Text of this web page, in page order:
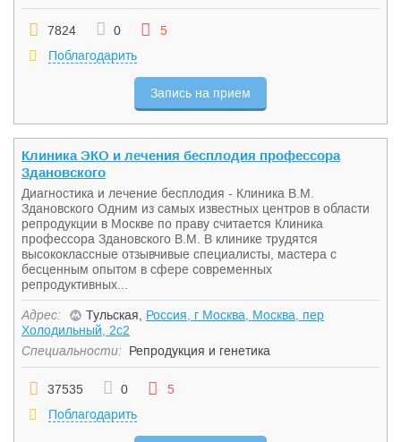
7824 0
5
Поблагодарить
Запись на прием
Клиника ЭКО и лечения бесплодия профессора
Здановского
Диагностика и лечение бесплодия - Клиника В.М.
Здановского Одним из самых известных центров в области
репродукции в Москве по праву считается Клиника
профессора Здановского В.М. В клинике трудятся
высококлассные отзывчивые специалисты, мастера с
бесценным опытом в сфере современных
репродуктивных...
Адрес: Тульская, Россия, г Москва, Москва, пер
Холодильный, 2с2
Специальности:
Репродукция и генетика
37535 0
5
Поблагодарить